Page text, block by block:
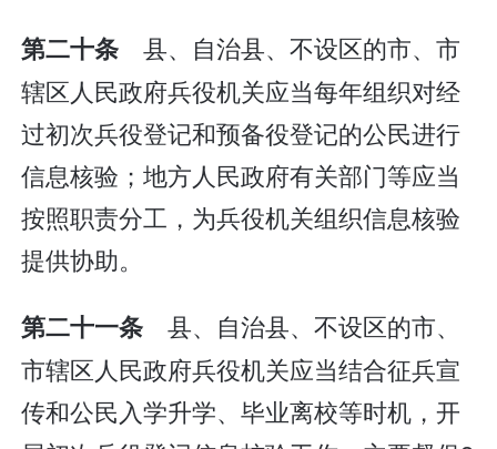
第二十条 县、自治县、不设区的市、市
辖区人民政府兵役机关应当每年组织对经
过初次兵役登记和预备役登记的公民进行
信息核验；地方人民政府有关部门等应当
按照职责分工，为兵役机关组织信息核验
提供协助。
第二十一条 县、自治县、不设区的市、
市辖区人民政府兵役机关应当结合征兵宣
传和公民入学升学、毕业离校等时机，开